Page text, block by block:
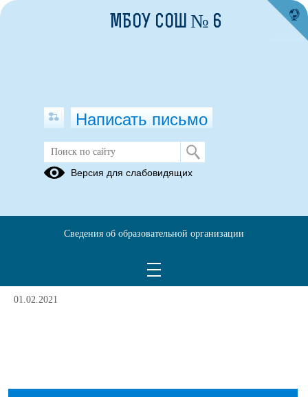
Система оценки качества подготовки
обучающихся
01.02.2021
МБОУ СОШ № 6
Написать письмо
Версия для слабовидящих
Сведения об образовательной организации